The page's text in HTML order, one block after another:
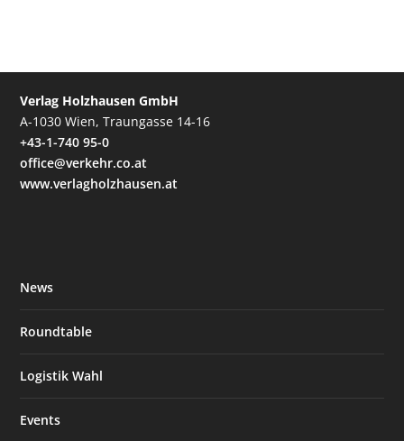
Verlag Holzhausen GmbH
A-1030 Wien, Traungasse 14-16
+43-1-740 95-0
office@verkehr.co.at
www.verlagholzhausen.at
News
Roundtable
Logistik Wahl
Events